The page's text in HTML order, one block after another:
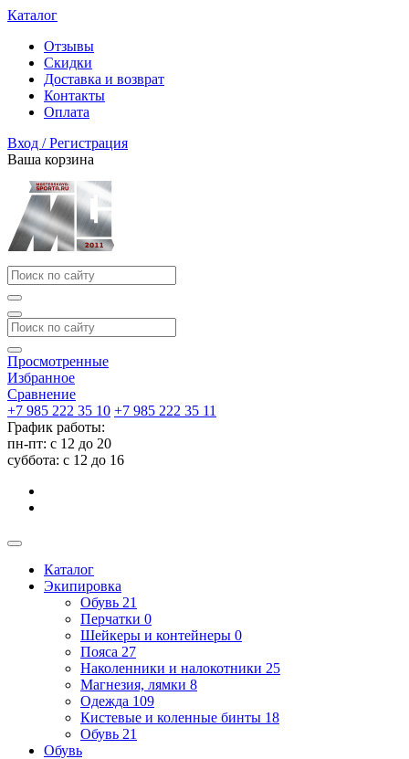
Каталог
Отзывы
Скидки
Доставка и возврат
Контакты
Оплата
Вход / Регистрация
Ваша корзина
Просмотренные
Избранное
Сравнение
+7 985 222 35 10 +7 985 222 35 11
График работы:
пн-пт: с 12 до 20
суббота: c 12 до 16
Каталог
Экипировка
Обувь 21
Перчатки 0
Шейкеры и контейнеры 0
Пояса 27
Наколенники и налокотники 25
Магнезия, лямки 8
Одежда 109
Кистевые и коленные бинты 18
Обувь 21
Обувь